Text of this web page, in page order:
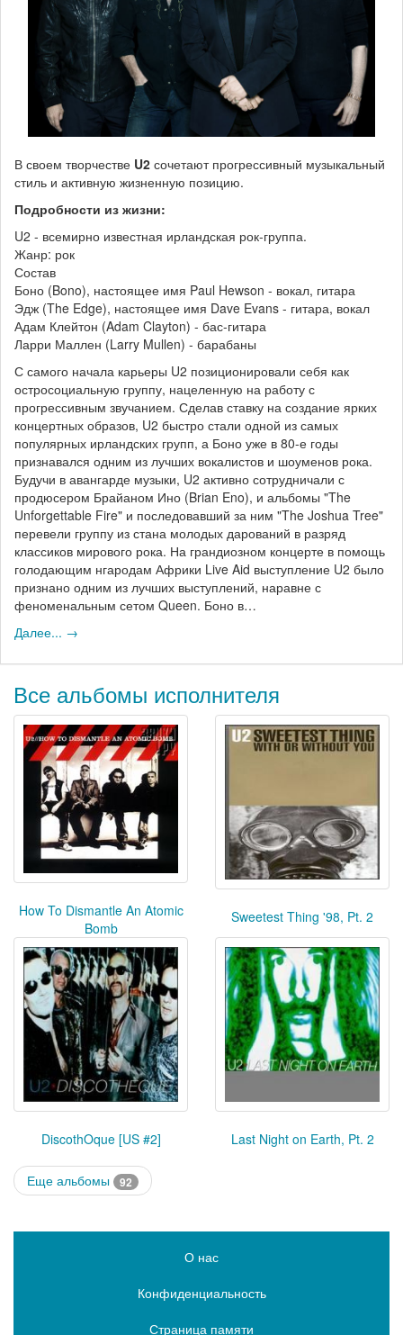
В своем творчестве U2 сочетают прогрессивный музыкальный
стиль и активную жизненную позицию.
Подробности из жизни:
U2 - всемирно известная ирландская рок-группа.
Жанр: рок
Состав
Боно (Bono), настоящее имя Paul Hewson - вокал, гитара
Эдж (The Edge), настоящее имя Dave Evans - гитара, вокал
Адам Клейтон (Adam Clayton) - бас-гитара
Ларри Маллен (Larry Mullen) - барабаны
С самого начала карьеры U2 позиционировали себя как
остросоциальную группу, нацеленную на работу с
прогрессивным звучанием. Сделав ставку на создание ярких
концертных образов, U2 быстро стали одной из самых
популярных ирландских групп, а Боно уже в 80-е годы
признавался одним из лучших вокалистов и шоуменов рока.
Будучи в авангарде музыки, U2 активно сотрудничали с
продюсером Брайаном Ино (Brian Eno), и альбомы "The
Unforgettable Fire" и последовавший за ним "The Joshua Tree"
перевели группу из стана молодых дарований в разряд
классиков мирового рока. На грандиозном концерте в помощь
голодающим нгародам Африки Live Aid выступление U2 было
признано одним из лучших выступлений, наравне с
феноменальным сетом Queen. Боно в…
Далее... →
Все альбомы исполнителя
How To Dismantle An Atomic
Bomb
Sweetest Thing '98, Pt. 2
DiscothOque [US #2] Last Night on Earth, Pt. 2
Еще альбомы 92
О нас
Конфиденциальность
Страница памяти